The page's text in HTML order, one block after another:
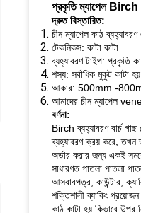
প্রকৃতি ম্যাপেল Birch
দ্রুত বিস্তারিত:
চীন ম্যাপেল কাঠ
টেকনিকস: কাটা কাটা
ব্যহ্যাবরণ টাইপ: প্রকৃতি
শস্য: সর্বাধিক মুকুট কাটা হয়
আকার: 500mm -
আমাদের চীন ম্যাপেল
বর্ণনা:
Birch ব্যহ্যাবরণ বার্চ
ব্যহ্যাবরণ ক্রয় করে, তখন
অর্ডার করার জন্য একই
সাধারণত পাতলা পাতলা
আসবাবপত্র, কাউন্টার,
শক্তিশালী ব্যাকিং
কাঠ কাটা হয় কিভাবে উপর